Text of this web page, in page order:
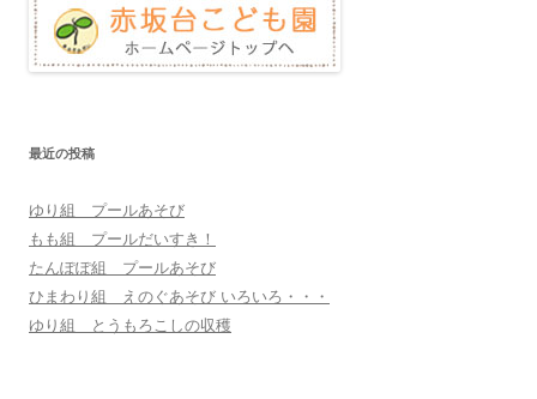
ビ
ゲ
ー
ョ
最近の投稿
ゆり組 プールあそび
もも組 プールだいすき！
たんぽぽ組 プールあそび
ひまわり組 えのぐあそび いろいろ・・・
ゆり組 とうもろこしの収穫